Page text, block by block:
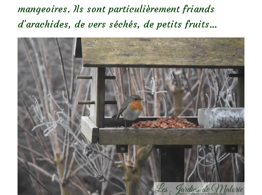
mangeoires. Ils sont particulièrement friands
d’arachides, de vers séchés, de petits fruits…